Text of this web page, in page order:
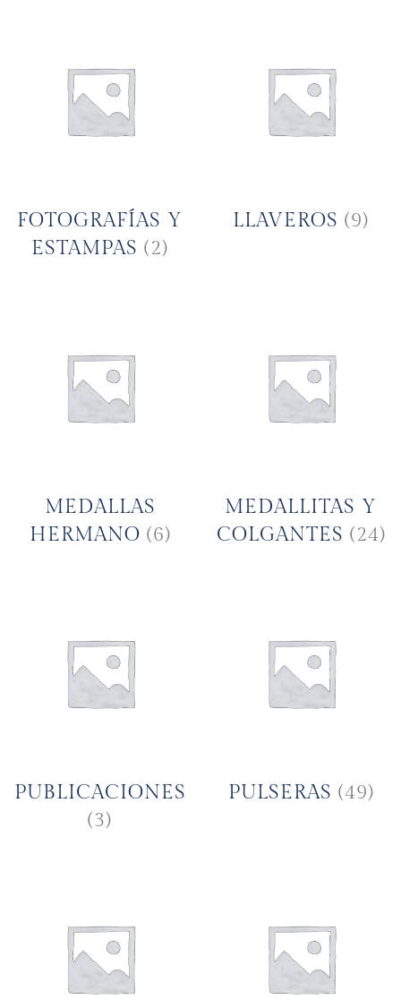
FOTOGRAFÍAS Y
ESTAMPAS(2)
LLAVEROS(9)
MEDALLAS
HERMANO (6)
MEDALLITAS Y
COLGANTES (24)
PUBLICACIONES
(3)
PULSERAS (49)